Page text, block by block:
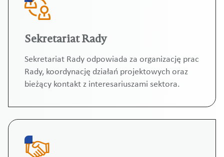
Sekretariat Rady
Sekretariat Rady odpowiada za organizację prac
Rady, koordynację działań projektowych oraz
bieżący kontakt z interesariuszami sektora.